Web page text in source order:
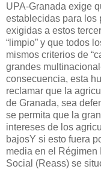
UPA-Granada exige
establecidas para los
exigidas a estos
“limpio” y que todos
mismos criterios de
grandes
consecuencia, esta
reclamar que la
de Granada, sea
se permita que la
intereses de los
bajosY si esto fuera
media en el Régimen
Social (Reass) se